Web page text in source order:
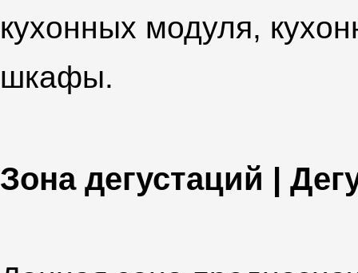
кухонных модуля,
шкафы.
Зона дегустаций |